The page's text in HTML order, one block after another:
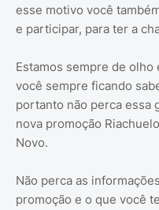
esse motivo você
e participar, para ter a
Estamos sempre de
você sempre ficando
portanto não perca essa
nova promoção
Novo.
Não perca as
promoção e o que você